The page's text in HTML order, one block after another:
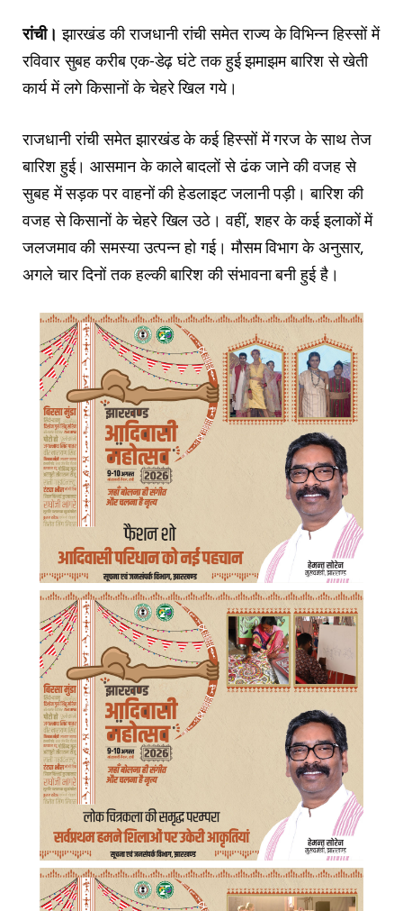
रांची। झारखंड की राजधानी रांची समेत राज्य के विभिन्न हिस्सों में
रविवार सुबह करीब एक-डेढ़ घंटे तक हुई झमाझम बारिश से खेती
कार्य में लगे किसानों के चेहरे खिल गये।
राजधानी रांची समेत झारखंड के कई हिस्सों में गरज के साथ तेज
बारिश हुई। आसमान के काले बादलों से ढंक जाने की वजह से
सुबह में सड़क पर वाहनों की हेडलाइट जलानी पड़ी। बारिश की
वजह से किसानों के चेहरे खिल उठे। वहीं, शहर के कई इलाकों में
जलजमाव की समस्या उत्पन्न हो गई। मौसम विभाग के अनुसार,
अगले चार दिनों तक हल्की बारिश की संभावना बनी हुई है।